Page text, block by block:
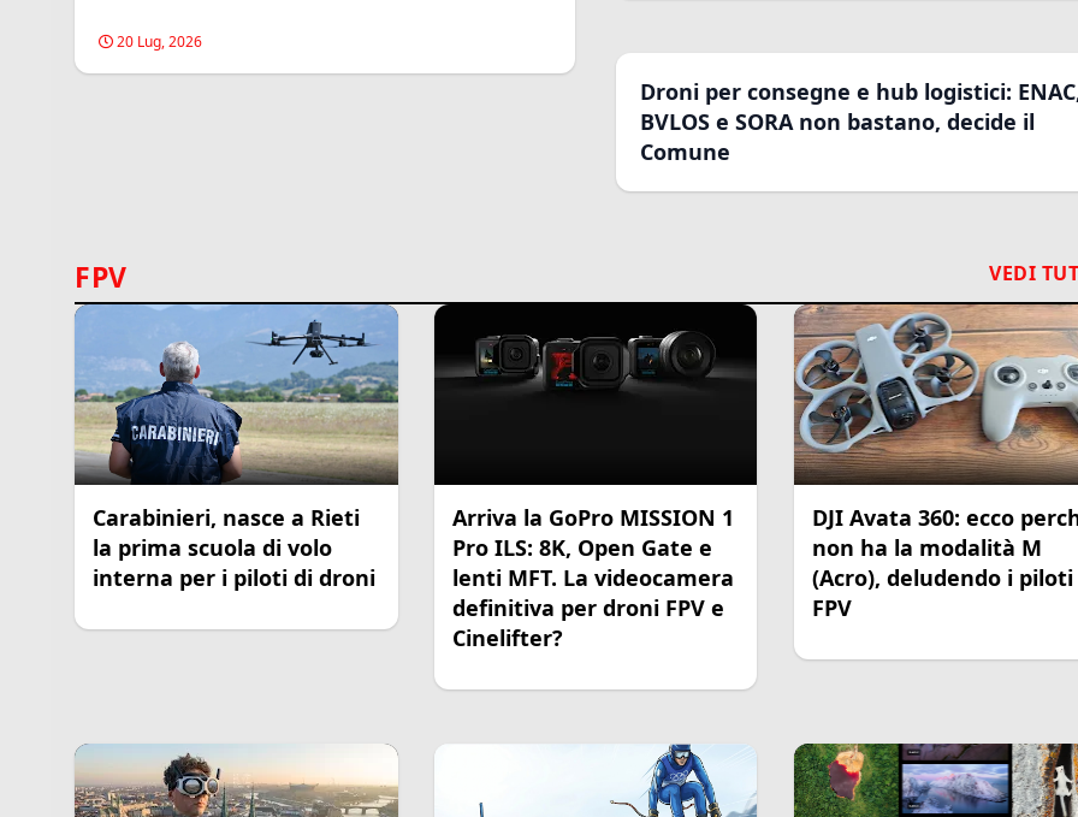
20 Lug, 2026
Droni per consegne e hub logistici:
BVLOS e SORA non bastano, decide il
Comune
FPV VEDI
Carabinieri, nasce a Rieti
la prima scuola di volo
interna per i piloti di droni
Arriva la GoPro MISSION 1
Pro ILS: 8K, Open Gate e
lenti MFT. La videocamera
definitiva per droni FPV e
Cinelifter?
DJI Avata 360: ecco
non ha la modalità M
(Acro), deludendo i piloti
FPV